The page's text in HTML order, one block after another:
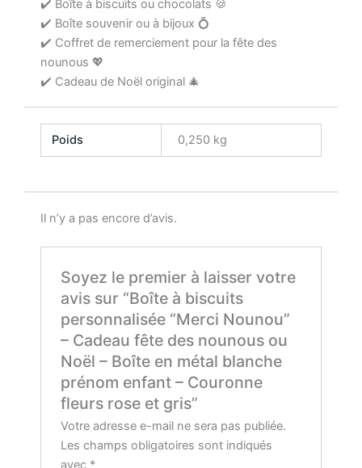
✔️ Boîte à biscuits ou chocolats 🍪
✔️ Boîte souvenir ou à bijoux 💍
✔️ Coffret de remerciement pour la fête des
nounous 💖
✔️ Cadeau de Noël original 🎄
Poids 0,250 kg
Il n’y a pas encore d’avis.
Soyez le premier à laisser votre
avis sur “Boîte à biscuits
personnalisée “Merci Nounou”
– Cadeau fête des nounous ou
Noël – Boîte en métal blanche
prénom enfant – Couronne
fleurs rose et gris”
Votre adresse e-mail ne sera pas publiée.
Les champs obligatoires sont indiqués
avec *